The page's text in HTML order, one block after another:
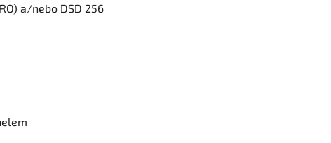
a/nebo DSD 256